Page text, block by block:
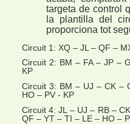
targeta de control
la plantilla del
proporciona tot
Circuit 1 : XQ – JL – QF –
Circuit 2: BM – FA – JP –
KP
Circuit 3: BM – UJ – CK –
HO – PV - KP
Circuit 4: JL – UJ – RB –
QF – YT – TI – LE – HO –